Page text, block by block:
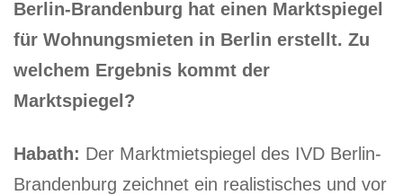
Berlin-Brandenburg hat einen Marktspiegel
für Wohnungsmieten in Berlin erstellt. Zu
welchem Ergebnis kommt der
Marktspiegel?
Habath: Der Marktmietspiegel des IVD Berlin-
Brandenburg zeichnet ein realistisches und vor